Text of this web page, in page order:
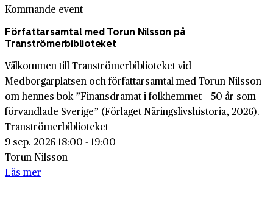
Kommande event
Författarsamtal med Torun Nilsson på
Tranströmerbiblioteket
Välkommen till Tranströmerbiblioteket vid
Medborgarplatsen och författarsamtal med Torun Nilsson
om hennes bok ”Finansdramat i folkhemmet – 50 år som
förvandlade Sverige” (Förlaget Näringslivshistoria, 2026).
Tranströmerbiblioteket
9 sep. 2026 18:00 - 19:00
Torun Nilsson
Läs mer